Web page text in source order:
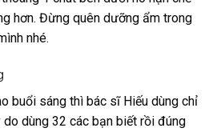
hơn. Đừng quên dưỡng ẩm trong
nhé.
buổi sáng thì bác sĩ Hiếu dùng chỉ
dùng 32 các bạn biết rồi đúng